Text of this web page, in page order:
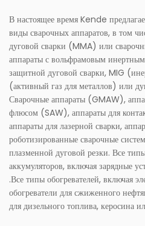
В настоящее время Kende
виды сварочных аппаратов, в том
дуговой сварки (MMA) или
аппараты с вольфрамовым
защитной дуговой сварки, MIG
(активный газ для металлов) или
Сварочные аппараты (GMAW),
флюсом (SAW), аппараты для
аппараты для лазерной сварки,
роботизированные сварочные
плазменной дуговой резки. Все
аккумуляторов, включая зарядные
.Все типы обогревателей, включая
обогреватели для сжиженного
для дизельного топлива, керосина